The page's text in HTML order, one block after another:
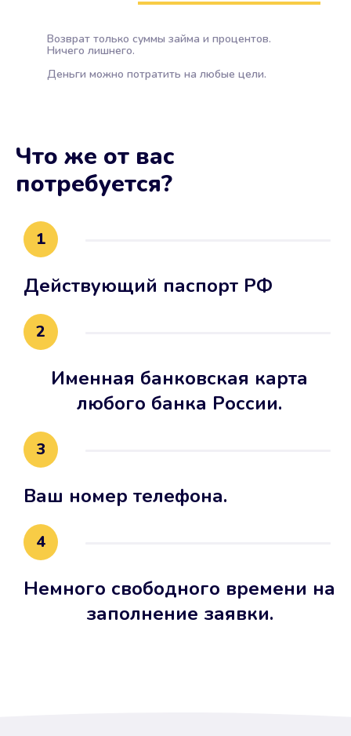
Возврат только суммы займа и процентов.
Ничего лишнего.
Деньги можно потратить на любые цели.
Что же от вас
потребуется?
1
Действующий паспорт РФ
2
Именная банковская карта
любого банка России.
3
Ваш номер телефона.
4
Немного свободного времени на
заполнение заявки.